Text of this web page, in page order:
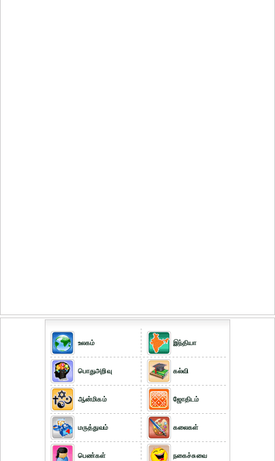
உலகம்
பொதுஅறிவு
ஆன்மிகம்
மருத்துவம்
பெண்கள்
இந்தியா
கல்வி
ஜோதிடம்
கலைகள்
நகைச்சுவை